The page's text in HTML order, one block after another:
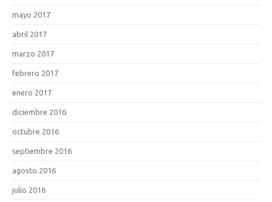
mayo 2017
abril 2017
marzo 2017
febrero 2017
enero 2017
diciembre 2016
octubre 2016
septiembre 2016
agosto 2016
julio 2016